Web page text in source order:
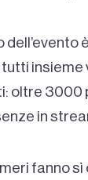
insieme
oltre 3000
in
fanno